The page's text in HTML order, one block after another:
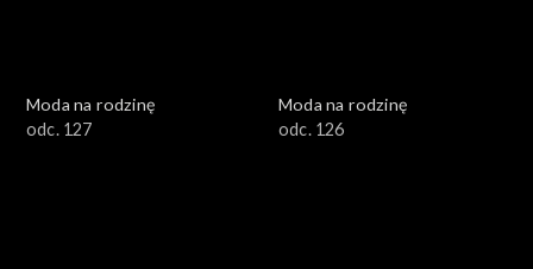
Moda na rodzinę
odc. 127
Moda na rodzinę
odc. 126